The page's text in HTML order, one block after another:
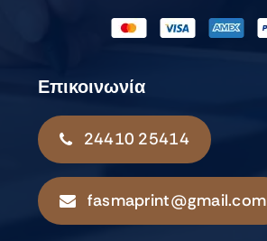
Επικοινωνία
24410 25414
fasmaprint@gmail.com